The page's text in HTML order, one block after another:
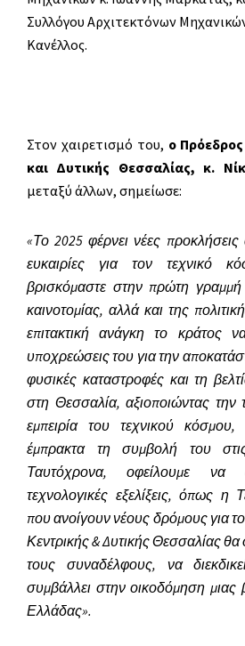
Συλλόγου Αρχιτεκτόνων
Κανέλλος.
Στον χαιρετισμό του, ο
και Δυτικής Θεσσαλίας, κ.
μεταξύ άλλων, σημείωσε:
«Το 2025 φέρνει νέες προκλήσεις
ευκαιρίες για τον τεχνικό
βρισκόμαστε στην πρώτη
καινοτομίας, αλλά και της
επιτακτική ανάγκη το κράτος
υποχρεώσεις του για την
φυσικές καταστροφές και τη
στη Θεσσαλία, αξιοποιώντας την
εμπειρία του τεχνικού κόσμου,
έμπρακτα τη συμβολή του στις
Ταυτόχρονα, οφείλουμε να
τεχνολογικές εξελίξεις, όπως η
που ανοίγουν νέους δρόμους για
Κεντρικής & Δυτικής Θεσσαλίας θα
τους συναδέλφους, να
συμβάλλει στην οικοδόμηση μιας
Ελλάδας».